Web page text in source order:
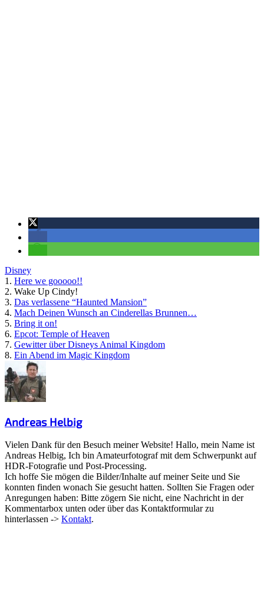
Disney
1. Here we gooooo!!
2. Wake Up Cindy!
3. Das verlassene “Haunted Mansion”
4. Mach Deinen Wunsch an Cinderellas Brunnen…
5. Bring it on!
6. Epcot: Temple of Heaven
7. Gewitter über Disneys Animal Kingdom
8. Ein Abend im Magic Kingdom
Andreas Helbig
Vielen Dank für den Besuch meiner Website! Hallo, mein Name ist
Andreas Helbig, Ich bin Amateurfotograf mit dem Schwerpunkt auf
HDR-Fotografie und Post-Processing.
Ich hoffe Sie mögen die Bilder/Inhalte auf meiner Seite und Sie
konnten finden wonach Sie gesucht hatten. Sollten Sie Fragen oder
Anregungen haben: Bitte zögern Sie nicht, eine Nachricht in der
Kommentarbox unten oder über das Kontaktformular zu
hinterlassen -> Kontakt.